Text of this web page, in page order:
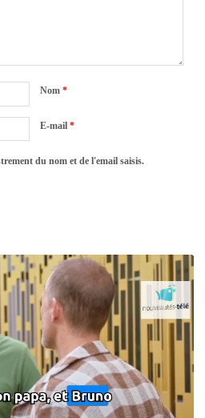
Nom*
E-mail*
du nom et de l'email saisis.